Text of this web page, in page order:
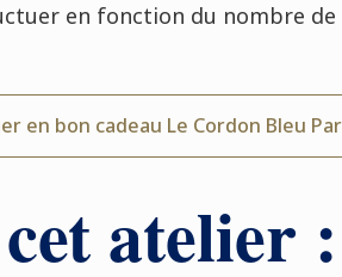
en fonction du nombre
en bon cadeau Le Cordon Bleu
atelier :